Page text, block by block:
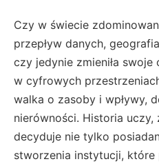
Czy w świecie
przepływ danych,
czy jedynie zmieniła swoje
w cyfrowych
walka o zasoby i wpływy,
nierówności. Historia
decyduje nie tylko
stworzenia instytucji,